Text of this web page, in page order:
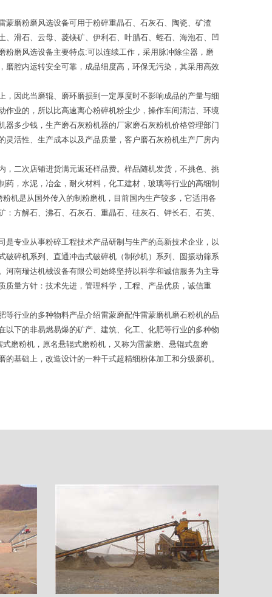
磨粉磨风选设备可用于粉碎重晶石、石灰石、陶瓷、矿渣
滑石、云母、菱镁矿、伊利石、叶腊石、蛭石、海泡石、凹
磨风选设备主要特点:可以连续工作，采用脉冲除尘器，磨
腔内运转安全可靠，成品细度高，环保无污染，其采用高效
因此当磨辊、磨环磨损到一定厚度时不影响成品的产量与细
业的，所以比高速离心粉碎机粉尘少，操作车间清洁、环境
多少钱，生产磨石灰粉机器的厂家磨石灰粉机价格管理部门
活性、生产成本以及产品质量，客户磨石灰粉机生产厂房内
二次店铺进货满元返还样品费。样品随机发货，不挑色、挑
，水泥，冶金，耐火材料，化工建材，玻璃等行业的高细制
机是从国外传入的制粉磨机，目前国内生产较多，它适用各
方解石、沸石、石灰石、重晶石、硅灰石、钾长石、石英、
专业从事粉碎工程技术产品研制与生产的高新技术企业，以
碎机系列、直通冲击式破碎机（制砂机）系列、圆振动筛系
南瑞达机械设备有限公司始终坚持以科学和诚信服务为主导
量方针：技术先进，管理科学，工程、产品优质，诚信重
行业的多种物料产品介绍雷蒙磨配件雷蒙磨机磨石粉机的品
下的非易燃易爆的矿产、建筑、化工、化肥等行业的多种物
磨粉机，原名悬辊式磨粉机，又称为雷蒙磨、悬辊式盘磨
基础上，改造设计的一种干式超精细粉体加工和分级磨机。